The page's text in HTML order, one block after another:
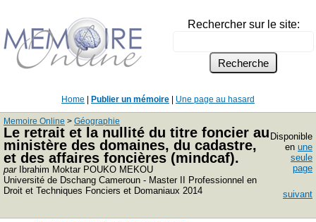
Rechercher sur le site:
Home Publier un mémoire Une page au hasard
Memoire Online > Géographie
Le retrait et la nullité du titre foncier au
ministère des domaines, du cadastre,
et des affaires foncières (mindcaf).
parIbrahim Moktar POUKO MEKOU
Université de Dschang Cameroun - Master II Professionnel en
Droit et Techniques Fonciers et Domaniaux 2014
Disponible
en une
seule
page
suivant